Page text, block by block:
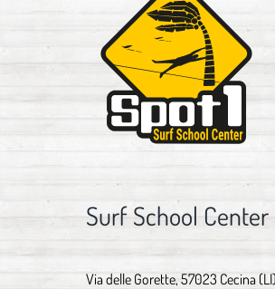
Surf School Center
Via delle Gorette, 57023 Cecina (LI)